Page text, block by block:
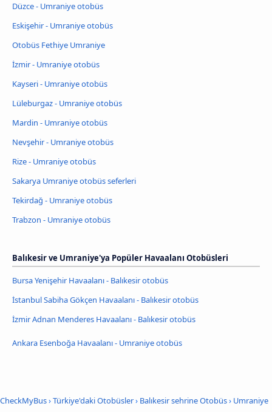
Düzce - Umraniye otobüs
Eskişehir - Umraniye otobüs
Otobüs Fethiye Umraniye
İzmir - Umraniye otobüs
Kayseri - Umraniye otobüs
Lüleburgaz - Umraniye otobüs
Mardin - Umraniye otobüs
Nevşehir - Umraniye otobüs
Rize - Umraniye otobüs
Sakarya Umraniye otobüs seferleri
Tekirdağ - Umraniye otobüs
Trabzon - Umraniye otobüs
Balıkesir ve Umraniye'ya Popüler Havaalanı Otobüsleri
Bursa Yenişehir Havaalanı - Balıkesir otobüs
İstanbul Sabiha Gökçen Havaalanı - Balıkesir otobüs
İzmir Adnan Menderes Havaalanı - Balıkesir otobüs
Ankara Esenboğa Havaalanı - Umraniye otobüs
CheckMyBus›Türkiye'daki Otobüsler› Balıkesir sehrine Otobüs› Umraniye